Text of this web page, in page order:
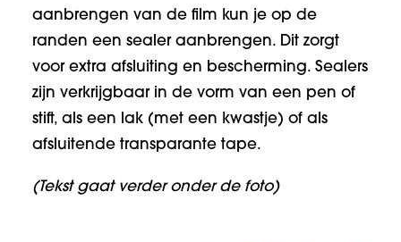
aanbrengen van de film kun je op de
randen een sealer aanbrengen. Dit zorgt
voor extra afsluiting en bescherming. Sealers
zijn verkrijgbaar in de vorm van een pen of
stift, als een lak (met een kwastje) of als
afsluitende transparante tape.
(Tekst gaat verder onder de foto)